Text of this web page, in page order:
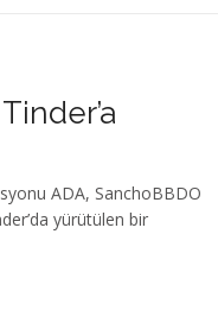
ADA, SanchoBBDO
yürütülen bir